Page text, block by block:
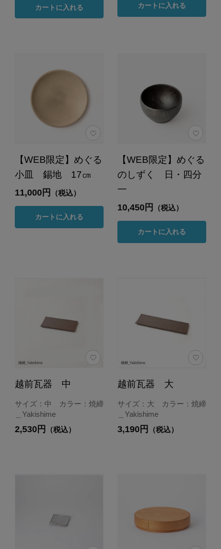
カートに入れる カートに入れる
【WEB限定】めぐる
小皿 錫地 17㎝
11,000円 （税込）
カートに入れる
【WEB限定】めぐる
のしずく 日・四分
一
10,450円 （税込）
カートに入れる
越前瓦器 中
サイズ：中 カラー：焼締
＿Yakishime
2,530円 （税込）
越前瓦器 大
サイズ：大 カラー：焼締
＿Yakishime
3,190円 （税込）